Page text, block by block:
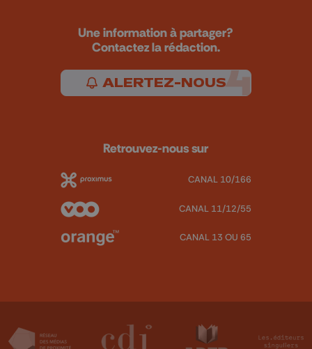
Une information à partager?
Contactez la rédaction.
ALERTEZ-NOUS
Retrouvez-nous sur
CANAL 10/166
CANAL 11/12/55
CANAL 13 OU 65